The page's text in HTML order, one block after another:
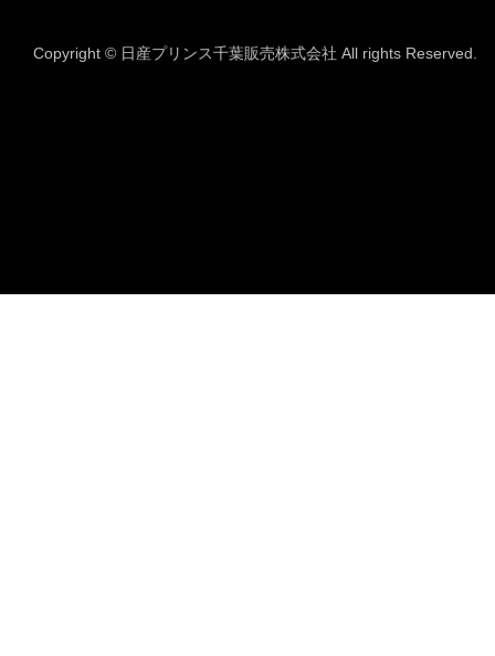
Copyright © 日産プリンス千葉販売株式会社 All rights Reserved.